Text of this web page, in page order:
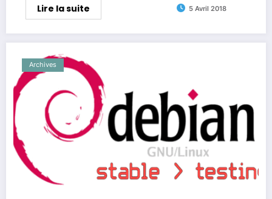
Lire la suite 5 Avril 2018
Archives